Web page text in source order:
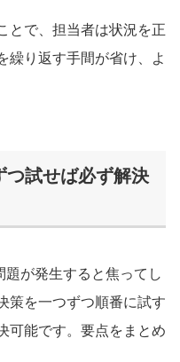
とで、担当者は状況を正
繰り返す手間が省け、よ
つ試せば必ず解決
が発生すると焦ってし
策を一つずつ順番に試す
可能です。要点をまとめ